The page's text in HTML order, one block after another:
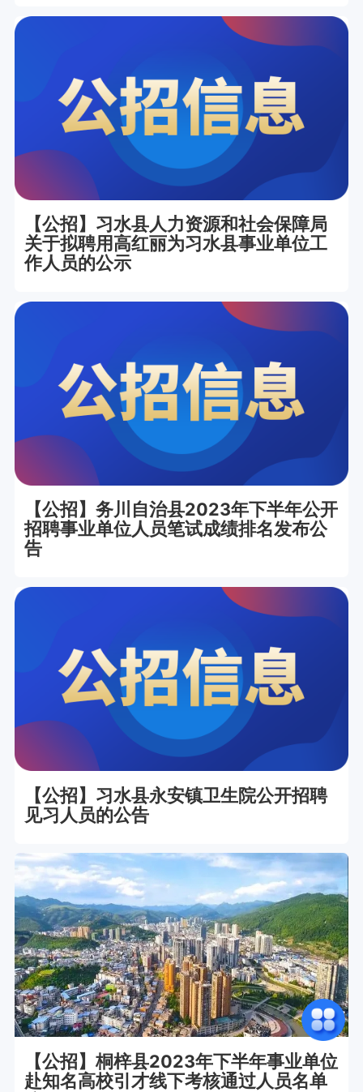
【公招】习水县人力资源和社会保障局
关于拟聘用高红丽为习水县事业单位工
作人员的公示
【公招】务川自治县2023年下半年公开
招聘事业单位人员笔试成绩排名发布公
告
【公招】习水县永安镇卫生院公开招聘
见习人员的公告
【公招】桐梓县2023年下半年事业单位
赴知名高校引才线下考核通过人员名单